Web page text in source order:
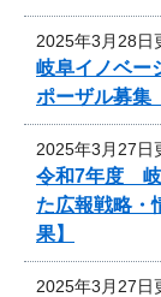
2025年3月28日
岐阜イノベー
ポーザル募集
2025年3月27日
令和7年度 岐
た広報戦略・
果】
2025年3月27日